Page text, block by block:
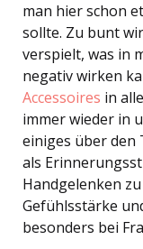
man hier schon
sollte. Zu bunt
verspielt, was in
negativ wirken
Accessoires in
immer wieder in
einiges über den
als
Handgelenken
Gefühlsstärke
besonders bei